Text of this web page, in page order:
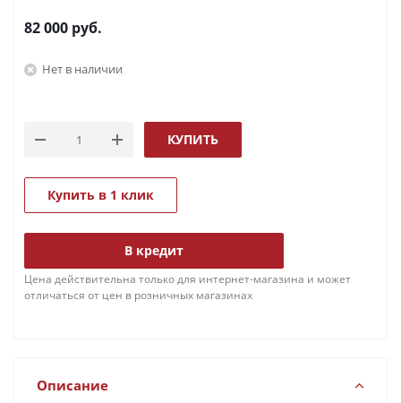
82 000 руб.
Нет в наличии
КУПИТЬ
Купить в 1 клик
В кредит
Цена действительна только для интернет-магазина и может
отличаться от цен в розничных магазинах
Описание